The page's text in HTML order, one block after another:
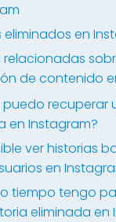
eliminados en
relacionadas
de contenido
puedo recuperar
en Instagram?
ver historias
en
tiempo tengo
eliminada en